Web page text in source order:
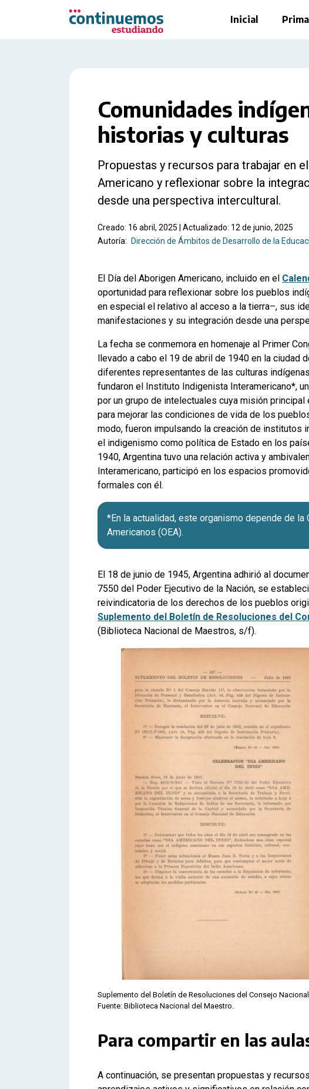
Saltar al contenido principal
Inicial
Comunidades
historias y culturas
Propuestas y recursos para trabajar en
Americano y reflexionar sobre la
desde una perspectiva intercultural.
Creado: 16 abril, 2025 | Actualizado: 12 de junio, 2025
Autoría:
Dirección de Ámbitos de Desarrollo de la
El Día del Aborigen Americano, incluido en el
oportunidad para reflexionar sobre los pueblos
en especial el relativo al acceso a la tierra–, sus
manifestaciones y su integración desde una
La fecha se conmemora en homenaje al Primer
llevado a cabo el 19 de abril de 1940 en la ciudad
diferentes representantes de las culturas
fundaron el Instituto Indigenista Interamericano*,
por un grupo de intelectuales cuya misión
para mejorar las condiciones de vida de los
modo, fueron impulsando la creación de institutos
el indigenismo como política de Estado en los
1940, Argentina tuvo una relación activa y
Interamericano, participó en los espacios
formales con él.
*En la actualidad, este organismo depende de la
Americanos (OEA).
El 18 de junio de 1945, Argentina adhirió al
7550 del Poder Ejecutivo de la Nación, se
reivindicatoria de los derechos de los pueblos
Suplemento del Boletín de Resoluciones del
(Biblioteca Nacional de Maestros, s/f).
Suplemento del Boletín de Resoluciones del Consejo
Fuente: Biblioteca Nacional del Maestro.
Para compartir en las
A continuación, se presentan propuestas y